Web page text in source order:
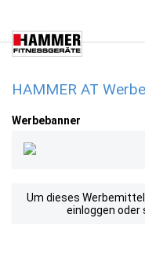
HAMMER AT
Werbebanner
Um dieses
einloggen oder